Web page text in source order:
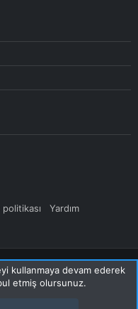
Yardım
2024 XenForo Ltd.
ve web hizmetleri 2014-
kullanmaya devam ederek
etmiş olursunuz.